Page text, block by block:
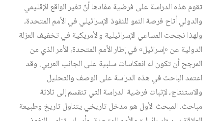
تقوم هذه الدراسة على فرضية مفادها أنّ تغير الواقع الإقليمي
والدولي أتاح فرصة النمو للنفوذ الإسرائيلي في الأمم المتحدة،
ولهذا نجحت المساعي الإسرائيلية والأمريكية في تخفيف العزلة
الدولية عن «إسرائيل» في إطار الأمم المتحدة، الأمر الذي من
المرجح أن تكون له انعكاسات سلبية على الجانب العربي. وقد
اعتمد الباحث في هذه الدراسة على الوصف والتحليل
والاستنتاج، لإثبات فرضية الدراسة التي تنقسم إلى ثلاثة
مباحث. المبحث الأول هو مدخل تاريخي يتناول تاريخ وطبيعة